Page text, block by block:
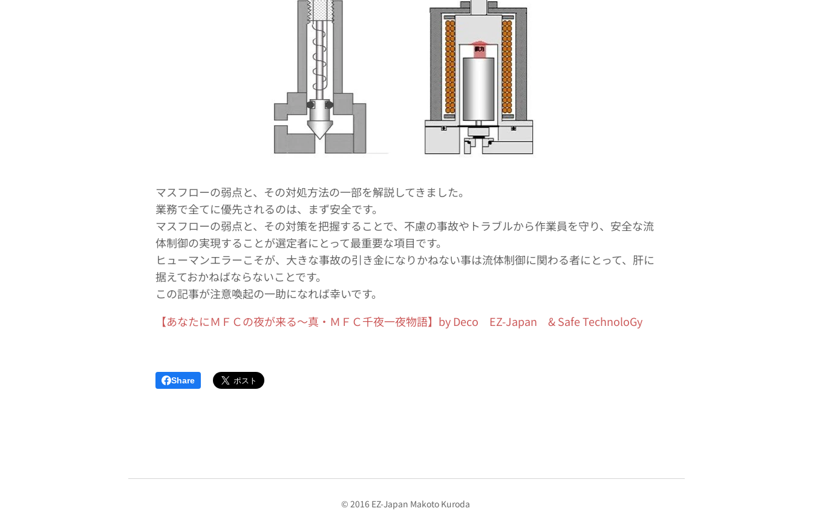
マスフローの弱点と、その対処方法の一部を解説してきました。
業務で全てに優先されるのは、まず安全です。
マスフローの弱点と、その対策を把握することで、不慮の事故やトラブルから作業員を守り、安全な流
体制御の実現することが選定者にとって最重要な項目です。
ヒューマンエラーこそが、大きな事故の引き金になりかねない事は流体制御に関わる者にとって、肝に
据えておかねばならないことです。
この記事が注意喚起の一助になれば幸いです。
【あなたにＭＦＣの夜が来る～真・ＭＦＣ千夜一夜物語】by Deco EZ-Japan & Safe TechnoloGy
Share
© 2016 EZ-Japan Makoto Kuroda